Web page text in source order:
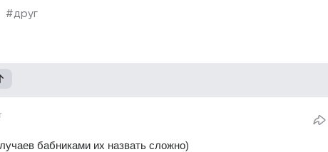
#друг
бабниками их назвать сложно)